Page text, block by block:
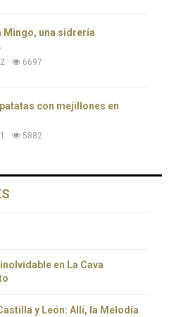
Mingo, una sidrería
6697
con mejillones en
5882
en La Cava
y León: Allí, la Melodía